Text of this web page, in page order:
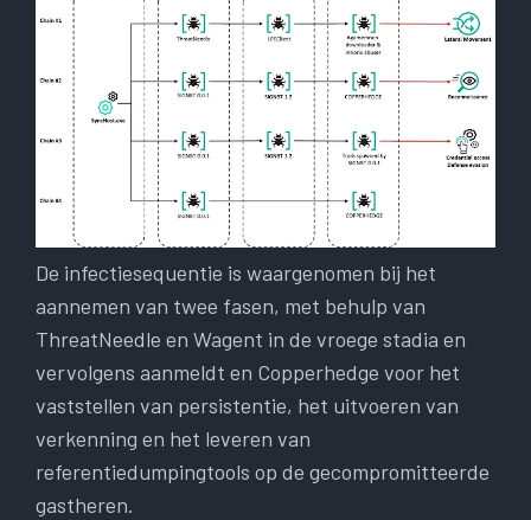
De infectiesequentie is waargenomen bij het
aannemen van twee fasen, met behulp van
ThreatNeedle en Wagent in de vroege stadia en
vervolgens aanmeldt en Copperhedge voor het
vaststellen van persistentie, het uitvoeren van
verkenning en het leveren van
referentiedumpingtools op de gecompromitteerde
gastheren.